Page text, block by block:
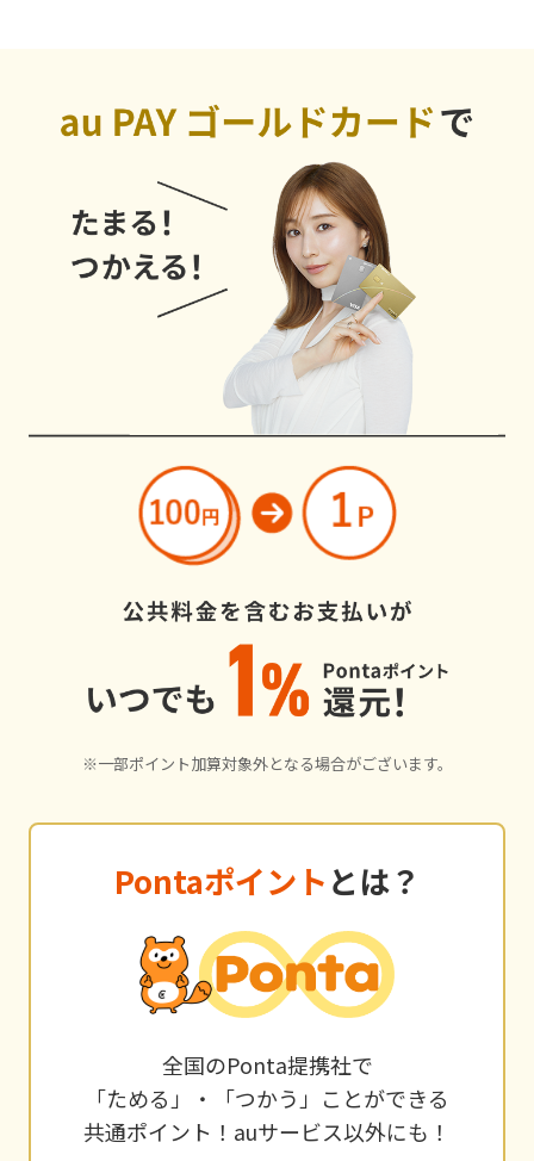
※一部ポイント加算対象外となる場合がございます。
Pontaポイントとは？
全国のPonta提携社で
「ためる」・「つかう」ことができる
共通ポイント！auサービス以外にも！